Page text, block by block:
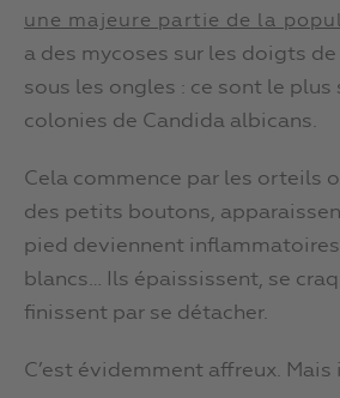
une majeure partie de la
a des mycoses sur les doigts
sous les ongles : ce sont le plus
colonies de Candida albicans.
Cela commence par les orteils
des petits boutons,
pied deviennent
blancs… Ils épaississent, se
finissent par se détacher.
C’est évidemment affreux. Mais